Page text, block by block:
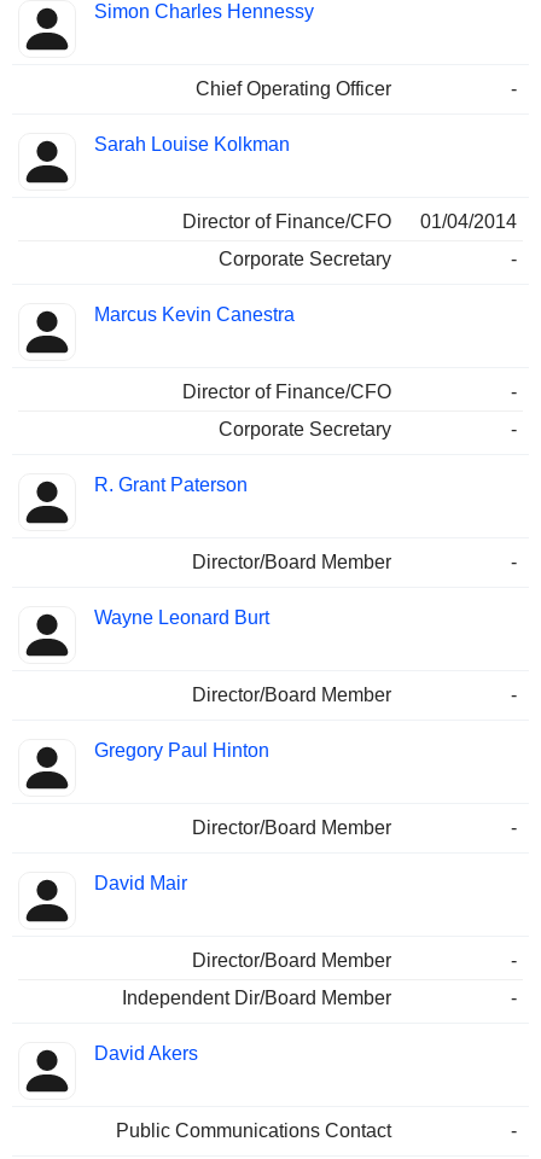
Simon Charles Hennessy
Chief Operating Officer -
Sarah Louise Kolkman
Director of Finance/CFO
01/04/2014
Corporate Secretary
-
Marcus Kevin Canestra
Director of Finance/CFO
-
Corporate Secretary
-
R. Grant Paterson
Director/Board Member -
Wayne Leonard Burt
Director/Board Member -
Gregory Paul Hinton
Director/Board Member -
David Mair
Director/Board Member
-
Independent Dir/Board Member
-
David Akers
Public Communications Contact -